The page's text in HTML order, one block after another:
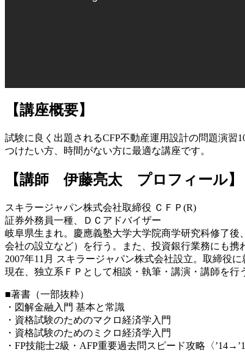
【講座概要】
試験に良く出題されるCFP不動産運用設計の問題演
つけたい方、時間がない方に最適な講座です。
【講師 伊藤亮太 プロフィール】
スキラージャパン株式会社取締役 ＣＦＰ(R)
証券外務員一種、ＤＣアドバイザー
岐阜県生まれ。慶應義塾大学大学院商学研究科修了
会社の設立など）を行う。また、投資銀行業務にも携
2007年11月 スキラージャパン株式会社設立。取締役に
現在、独立系ＦＰとして相談・執筆・講演・講師を
■著書（一部抜粋）
・図解金融入門 基本と常識
・資格試験のためのマクロ経済学入門
・資格試験のためのミクロ経済学入門
・FP技能士2級・AFP重要過去問スピード攻略〈